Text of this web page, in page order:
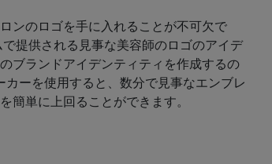
ンのロゴを手に入れることが不可欠で
提供される見事な美容師のロゴのアイデ
ブランドアイデンティティを作成するの
ーを使用すると、数分で見事なエンブレ
簡単に上回ることができます。